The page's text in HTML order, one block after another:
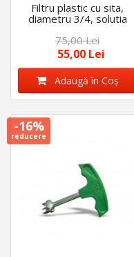
Filtru plastic cu sita,
diametru 3/4, solutia
depunerilor, usor de
montat
75,00 Lei
55,00 Lei
Adaugă în Coş
-16%
reducere